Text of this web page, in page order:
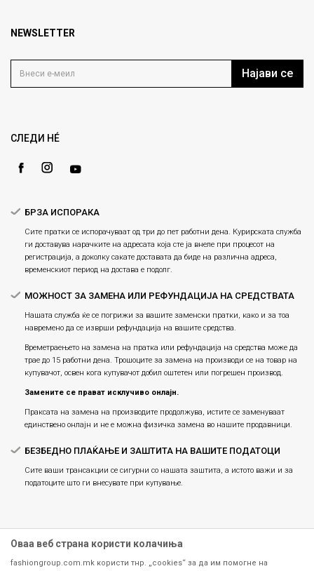
Продавници
Блог
Gift Card
Политика на приватност
Како да купите
Замена и рефундација на производи
NEWSLETTER
Најави се
СЛЕДИ НÉ
БРЗА ИСПОРАКА
Сите пратки се испорачуваат од три до пет работни дена. Курирската служба
ги доставува нарачките на адресата која сте ја внеле при процесот на
регистрација, а доколку сакате доставата да биде на различна адреса,
временскиот период на достава е подолг.
МОЖНОСТ ЗА ЗАМЕНА ИЛИ РЕФУНДАЦИЈА НА СРЕДСТВАТА
Нашата служба ќе се погрижи за вашите заменски пратки, како и за тоа
навремено да се изврши рефундација на вашите средства.
Времетраењето на замена на пратка или рефундацијa на средства може да
трае до 15 работни дена. Трошоците за замена на производи се на товар на
купувачот, освен кога купувачот добил оштетен или погрешен производ.
Замените се прават исклучиво онлајн.
Праксата на замена на производите продолжува, истите се заменуваат
единствено онлајн и не е можна физичка замена во нашите продавници.
БЕЗБЕДНО ПЛАЌАЊЕ И ЗАШТИТА НА ВАШИТЕ ПОДАТОЦИ
Сите ваши трансакции се сигурни со нашата заштита, а истото важи и за
податоците што ги внесувате при купување.
Оваа веб страна користи колачиња
fashiongroup.com.mk користи тнр. „cookies“ за да им помогне на